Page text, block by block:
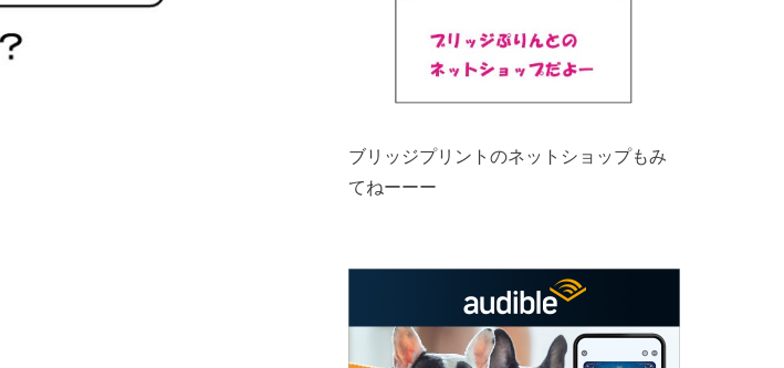
ブリッジプリントのネットショップもみ
てねーーー